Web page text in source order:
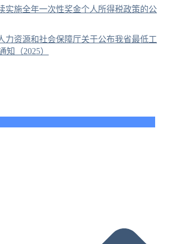
实施全年一次性奖金个人所得税政策的公
力资源和社会保障厅关于公布我省最低工
知（2025）